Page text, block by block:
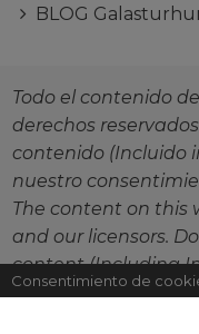
BLOG
Todo el contenido
derechos
contenido (Incluido
nuestro
The content on this
and our licensors.
content (Including
consent.
Consentimiento de